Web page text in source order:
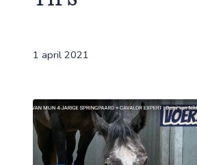
1 april 2021